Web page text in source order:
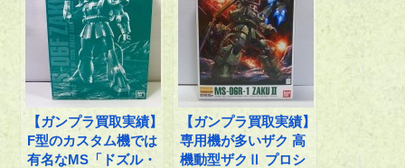
【ガンプラ買取実績】
F型のカスタム機では
有名なMS「ドズル・
【ガンプラ買取実績】
専用機が多いザク 高
機動型ザクⅡ プロシ